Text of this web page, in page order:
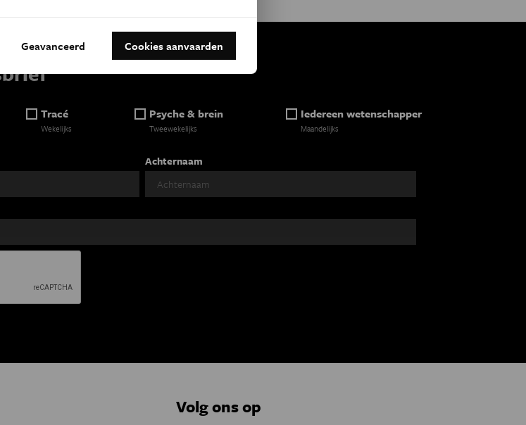
Tracé
Wekelijks
Psyche & brein
Tweewekelijks
Iedereen wetenschapper
Maandelijks
Achternaam
Volg ons op
Geavanceerd Cookies aanvaarden